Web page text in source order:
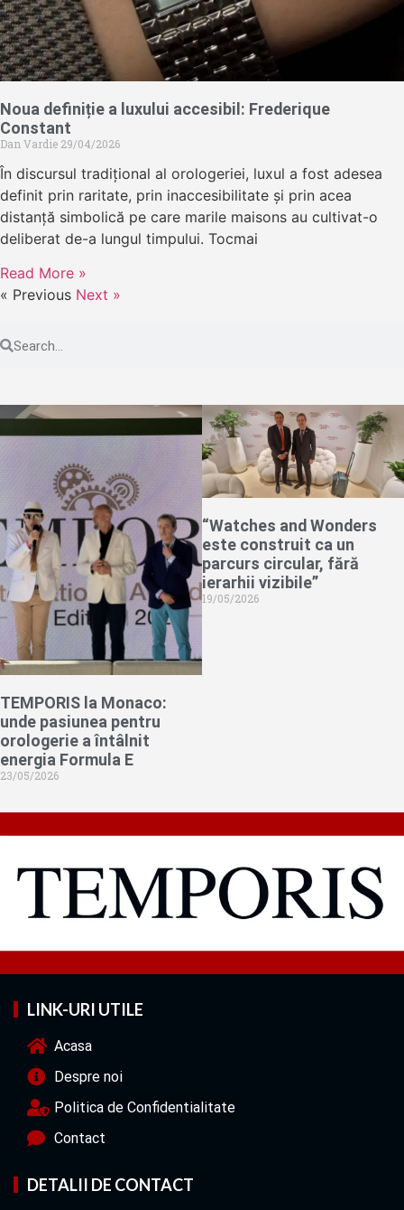
Noua definiție a luxului accesibil: Frederique
Constant
Dan Vardie 29/04/2026
În discursul tradițional al orologeriei, luxul a fost adesea
definit prin raritate, prin inaccesibilitate și prin acea
distanță simbolică pe care marile maisons au cultivat-o
deliberat de-a lungul timpului. Tocmai
Read More »
« Previous Next »
TEMPORIS la Monaco:
unde pasiunea pentru
orologerie a întâlnit
energia Formula E
23/05/2026
“Watches and Wonders
este construit ca un
parcurs circular, fără
ierarhii vizibile”
19/05/2026
LINK-URI UTILE
Acasa
Despre noi
Politica de Confidentialitate
Contact
DETALII DE CONTACT